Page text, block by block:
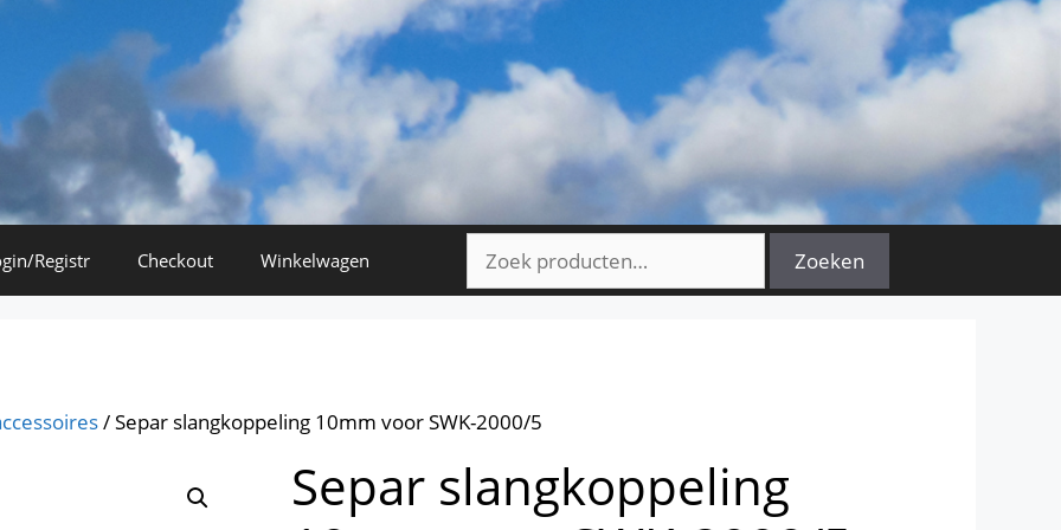
naar:
Zoeken
Registr Checkout Winkelwagen
/ Separ slangkoppeling 10mm voor SWK-2000/5
Separ slangkoppeling